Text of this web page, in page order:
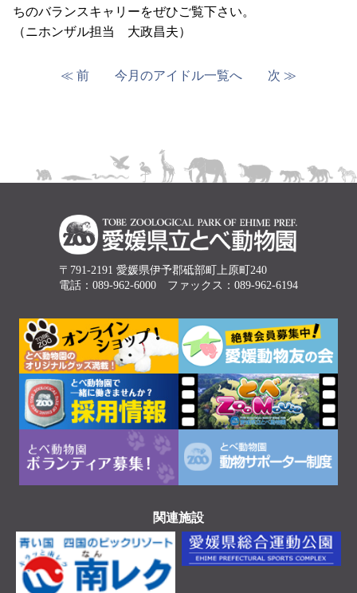
ちのバランスキャリーをぜひご覧下さい。
（ニホンザル担当 大政昌夫）
≪ 前 今月のアイドル一覧へ 次 ≫
〒791-2191 愛媛県伊予郡砥部町上原町240
電話：089-962-6000 ファックス：089-962-6194
関連施設